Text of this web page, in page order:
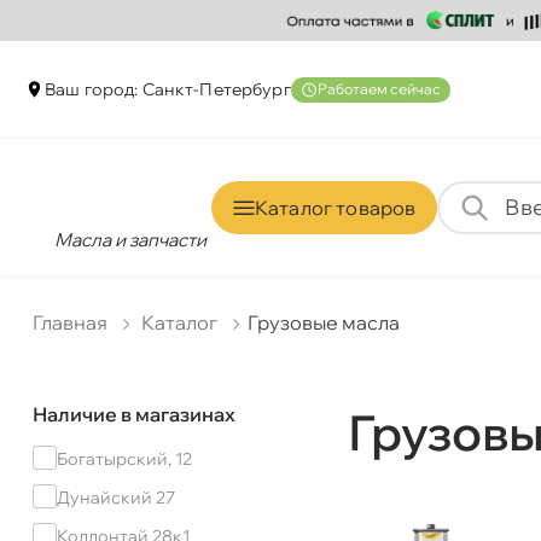
аш город: Санкт-Петербур Работаем сейчас
Масла и запчасти
Каталог товаро
Главная Катало Грузовые масла
Наличие в магазинах
Богатырский, 12
Дунайский 27
Коллонтай 28к1